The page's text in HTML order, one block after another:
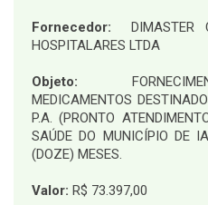
Fornecedor:
DIMASTER
HOSPITALARES LTDA
Objeto:
MEDICAMENTOS
P.A. (PRONTO
SAÚDE DO MUNICÍPIO DE
(DOZE) MESES.
Valor: R$ 73.397,00